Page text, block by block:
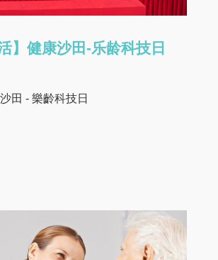
】健康沙田-乐龄科技日
田 - 樂齡科技日